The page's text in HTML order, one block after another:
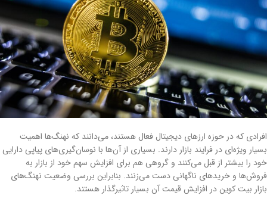
افرادی که در حوزه ارزهای دیجیتال فعال هستند، می‌دانند که نهنگ‌ها اهمیت
بسیار ویژه‌ای در فرایند بازار دارند. بسیاری از آن‌ها با نوسان‌گیری‌های پیاپی دارایی
خود را بیشتر از قبل می‌کنند و گروهی هم برای افزایش سهم خود از بازار به
فروش‌ها و خریدهای ناگهانی دست می‌زنند. بنابراین بررسی وضعیت نهنگ‌های
بازار بیت کوین در افزایش قیمت آن بسیار تاثیرگذار هستند.